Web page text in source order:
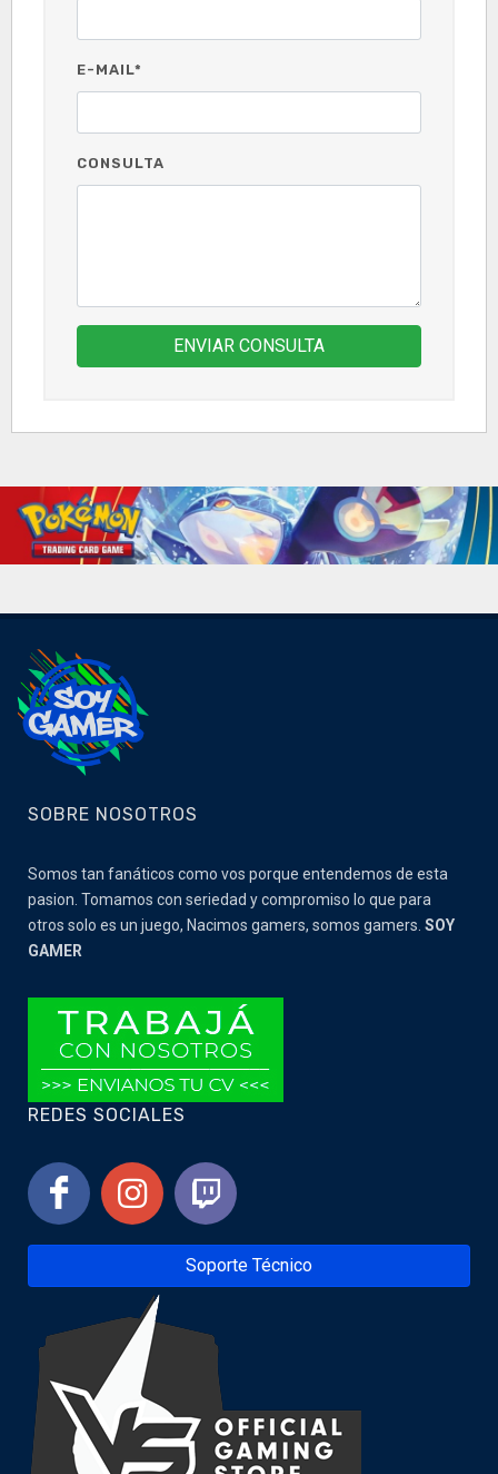
E-MAIL*
CONSULTA
ENVIAR CONSULTA
SOBRE NOSOTROS
Somos tan fanáticos como vos porque entendemos de esta
pasion. Tomamos con seriedad y compromiso lo que para
otros solo es un juego, Nacimos gamers, somos gamers. SOY
GAMER
REDES SOCIALES
Soporte Técnico